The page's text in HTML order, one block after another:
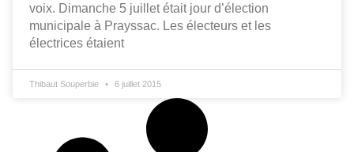
voix. Dimanche 5 juillet était jour d’élection
municipale à Prayssac. Les électeurs et les
électrices étaient
Thibaut Souperbie 6 juillet 2015